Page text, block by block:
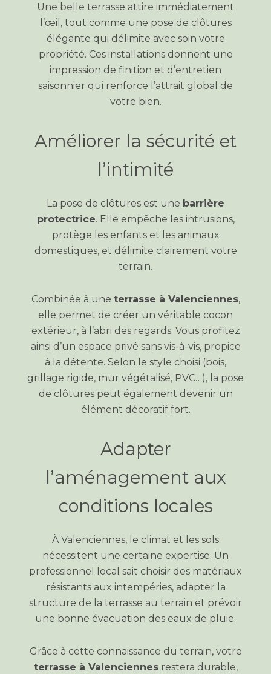
Une belle terrasse attire immédiatement
l’œil, tout comme une pose de clôtures
élégante qui délimite avec soin votre
propriété. Ces installations donnent une
impression de finition et d’entretien
saisonnier qui renforce l’attrait global de
votre bien.
Améliorer la sécurité et
l’intimité
La pose de clôtures est une barrière
protectrice. Elle empêche les intrusions,
protège les enfants et les animaux
domestiques, et délimite clairement votre
terrain.
Combinée à une terrasse à Valenciennes,
elle permet de créer un véritable cocon
extérieur, à l’abri des regards. Vous profitez
ainsi d’un espace privé sans vis-à-vis, propice
à la détente. Selon le style choisi (bois,
grillage rigide, mur végétalisé, PVC…), la pose
de clôtures peut également devenir un
élément décoratif fort.
Adapter
l’aménagement aux
conditions locales
À Valenciennes, le climat et les sols
nécessitent une certaine expertise. Un
professionnel local sait choisir des matériaux
résistants aux intempéries, adapter la
structure de la terrasse au terrain et prévoir
une bonne évacuation des eaux de pluie.
Grâce à cette connaissance du terrain, votre
terrasse à Valenciennesrestera durable,